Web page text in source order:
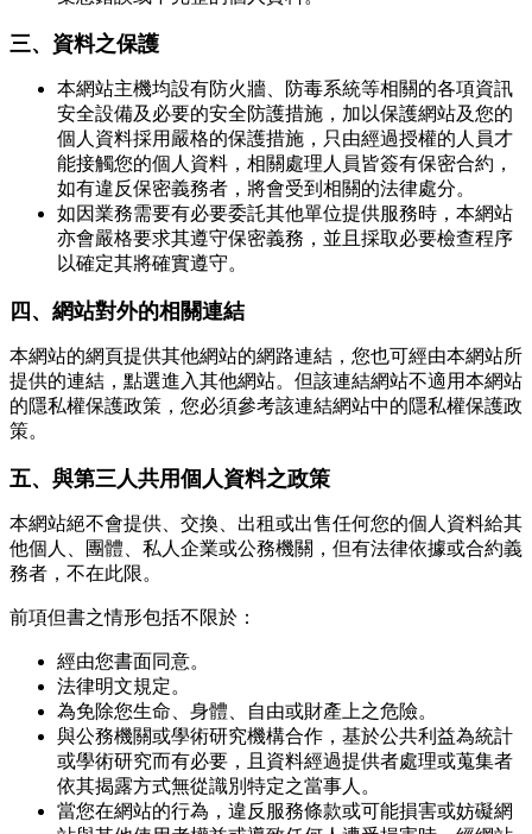
三、資料之保護
本網站主機均設有防火牆、防毒系統等相關的各項資訊
安全設備及必要的安全防護措施，加以保護網站及您的
個人資料採用嚴格的保護措施，只由經過授權的人員才
能接觸您的個人資料，相關處理人員皆簽有保密合約，
如有違反保密義務者，將會受到相關的法律處分。
如因業務需要有必要委託其他單位提供服務時，本網站
亦會嚴格要求其遵守保密義務，並且採取必要檢查程序
以確定其將確實遵守。
四、網站對外的相關連結
本網站的網頁提供其他網站的網路連結，您也可經由本網站所
提供的連結，點選進入其他網站。但該連結網站不適用本網站
的隱私權保護政策，您必須參考該連結網站中的隱私權保護政
策。
五、與第三人共用個人資料之政策
本網站絕不會提供、交換、出租或出售任何您的個人資料給其
他個人、團體、私人企業或公務機關，但有法律依據或合約義
務者，不在此限。
前項但書之情形包括不限於：
經由您書面同意。
法律明文規定。
為免除您生命、身體、自由或財產上之危險。
與公務機關或學術研究機構合作，基於公共利益為統計
或學術研究而有必要，且資料經過提供者處理或蒐集者
依其揭露方式無從識別特定之當事人。
當您在網站的行為，違反服務條款或可能損害或妨礙網